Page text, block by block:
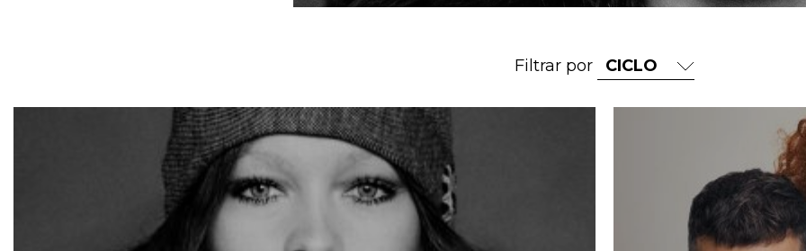
Filtrar por
Ir a Marisol: El resplandor